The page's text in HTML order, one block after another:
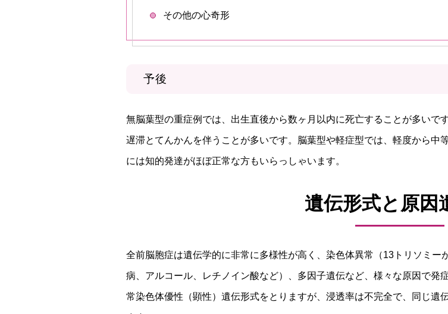
その他の心奇形
予後
無脳葉型の重症例では、出生直後から数ヶ月以内に死亡することが多いで
遅滞とてんかんを伴うことが多いです。脳葉型や軽症型では、軽度から中
には知的発達がほぼ正常な方もいらっしゃいます。
遺伝形式と原因
全前脳胞症は遺伝学的に非常に多様性が高く、染色体異常（13トリソミー
病、アルコール、レチノイン酸など）、多因子遺伝など、様々な原因で発
常染色体優性（顕性）遺伝形式をとりますが、浸透率は不完全で、同じ遺